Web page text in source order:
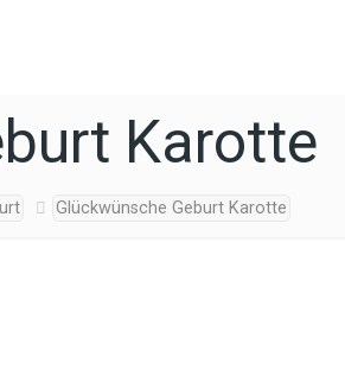
Karotte
Glückwünsche Geburt Karotte